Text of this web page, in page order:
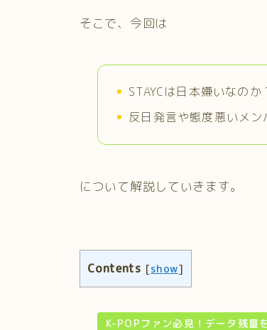
そこで、今回は
STAYCは日本嫌いなのか
反日発言や態度悪いメン
について解説していきます。
Contents [show]
K-POPファン必見！データ残量